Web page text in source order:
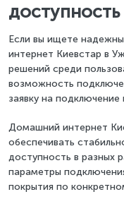
доступность
Если вы ищете
интернет Киевстар в
решений среди
возможность
заявку на
Домашний интернет
обеспечивать
доступность в разных
параметры
покрытия по